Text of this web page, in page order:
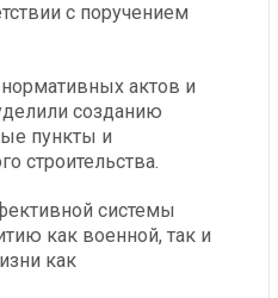
с поручением
актов и
созданию
пункты и
строительства.
системы
как военной, так и
как